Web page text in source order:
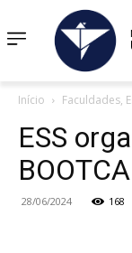
Início Faculdades,
ESS
28/06/2024 168